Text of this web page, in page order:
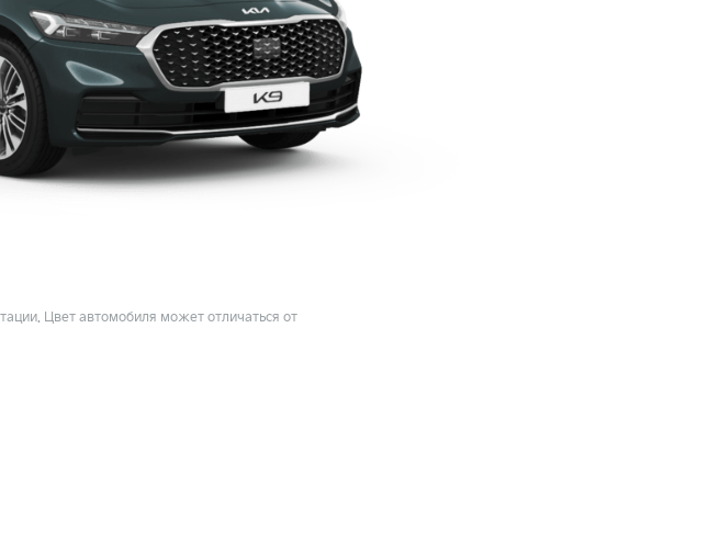
Цвет автомобиля может отличаться от